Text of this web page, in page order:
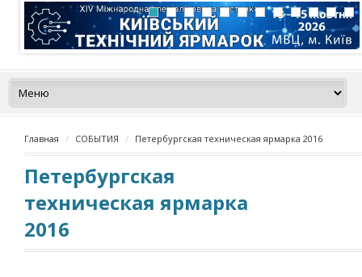
Главная СОБЫТИЯ Петербургская техническая ярмарка 2016
Петербургская
техническая ярмарка
2016